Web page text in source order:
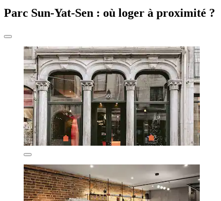
Parc Sun-Yat-Sen : où loger à proximité ?